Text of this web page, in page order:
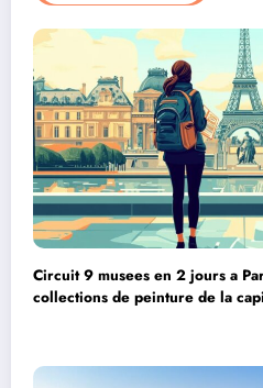
Circuit 9 musees en 2 jours a
collections de peinture de la